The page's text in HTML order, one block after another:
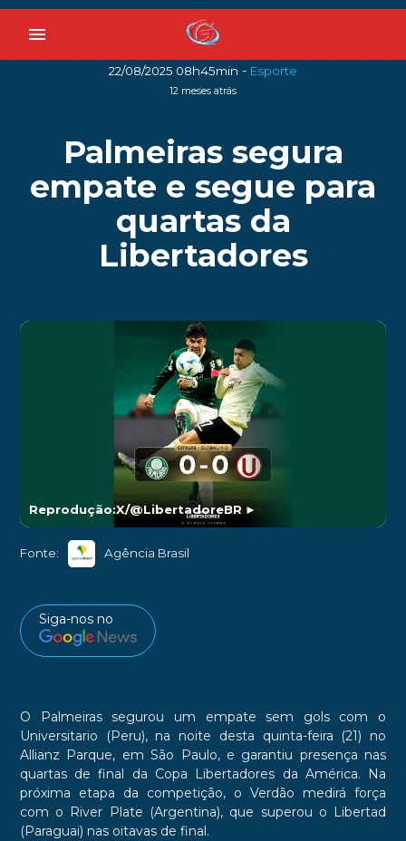
menu
22/08/2025 08h45min - Esporte
12 meses atrás
Palmeiras segura
empate e segue para
quartas da
Libertadores
Reprodução:X/@LibertadoreBR ►
Fonte: Agência Brasil
Siga-nos no
O Palmeiras segurou um empate sem gols com o
Universitario (Peru), na noite desta quinta-feira (21) no
Allianz Parque, em São Paulo, e garantiu presença nas
quartas de final da Copa Libertadores da América. Na
próxima etapa da competição, o Verdão medirá força
com o River Plate (Argentina), que superou o Libertad
(Paraguai) nas oitavas de final.